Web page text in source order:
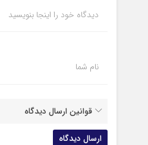
دیدگاه خود را اینجا بنویسید
نام شما
قوانین ارسال دیدگاه